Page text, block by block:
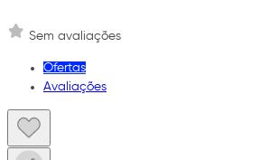
Sem avaliações
Ofertas
Avaliações